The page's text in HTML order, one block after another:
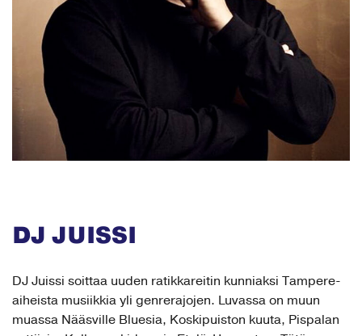
DJ JUISSI
DJ Juissi soittaa uuden ratikkareitin kunniaksi Tampere-
aiheista musiikkia yli genrerajojen. Luvassa on muun
muassa Nääsville Bluesia, Koskipuiston kuuta, Pispalan